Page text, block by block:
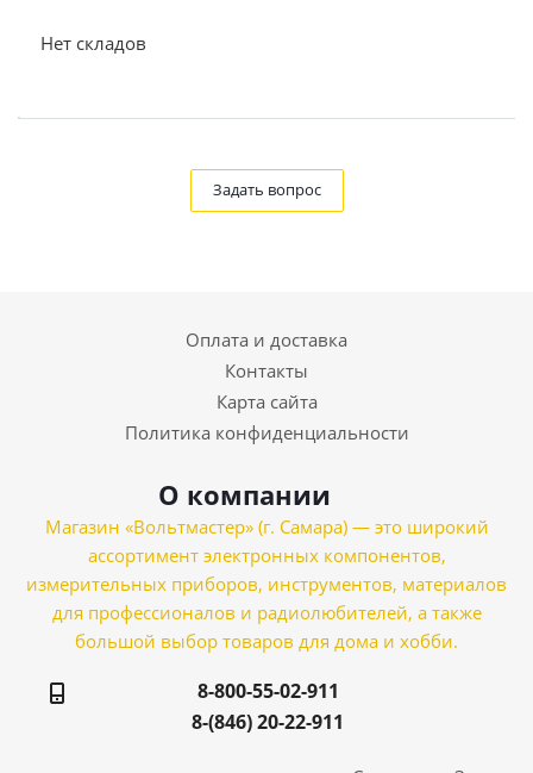
Нет складов
Задать вопрос
Оплата и доставка
Контакты
Карта сайта
Политика конфиденциальности
О компании
Магазин «Вольтмастер» (г. Самара) — это широкий
ассортимент электронных компонентов,
измерительных приборов, инструментов, материалов
для профессионалов и радиолюбителей, а также
большой выбор товаров для дома и хобби.
8-800-55-02-911
8-(846) 20-22-911